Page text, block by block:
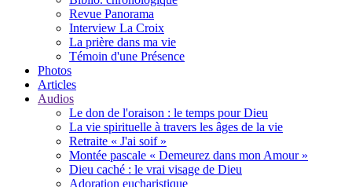
Revue Panorama
Interview La Croix
La prière dans ma vie
Témoin d'une Présence
Photos
Articles
Audios
Le don de l'oraison : le temps pour Dieu
La vie spirituelle à travers les âges de la vie
Retraite « J'ai soif »
Montée pascale « Demeurez dans mon Amour »
Dieu caché : le vrai visage de Dieu
Adoration eucharistique